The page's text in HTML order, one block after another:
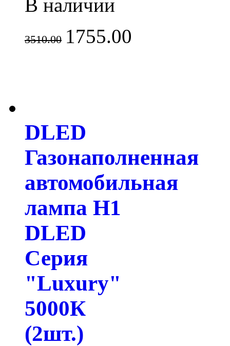
В наличии
3510.00 1755.00
DLED
Газонаполненная
автомобильная
лампа H1
DLED
Серия
"Luxury"
5000К
(2шт.)